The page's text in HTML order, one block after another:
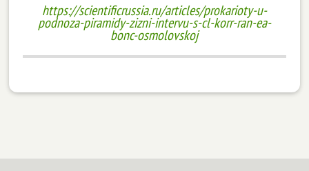
https://scientificrussia.ru/articles/prokarioty-u-
podnoza-piramidy-zizni-intervu-s-cl-korr-ran-ea-
bonc-osmolovskoj